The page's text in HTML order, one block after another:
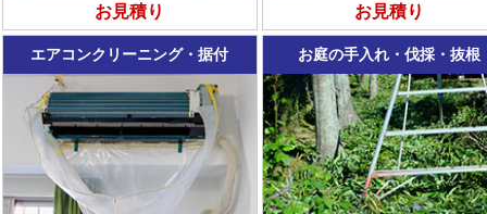
お見積り お見積り
エアコンクリーニング・据付 お庭の手入れ・伐採・抜根